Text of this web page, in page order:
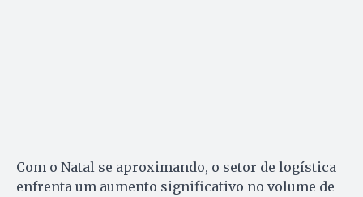
Com o Natal se aproximando, o setor de logística
enfrenta um aumento significativo no volume de